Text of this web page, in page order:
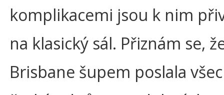
komplikacemi jsou k nim
na klasický sál. Přiznám se,
Brisbane šupem poslala